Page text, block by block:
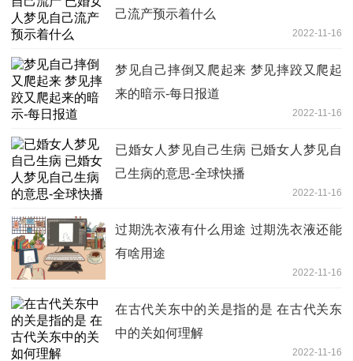
己流产预示着什么
2022-11-16
梦见自己摔倒又爬起来 梦见摔跤又爬起
来的暗示-每日报道
2022-11-16
已婚女人梦见自己生病 已婚女人梦见自
己生病的意思-全球快播
2022-11-16
过期洗衣液有什么用途 过期洗衣液还能
有啥用途
2022-11-16
在古代关东中的关是指的是 在古代关东
中的关如何理解
2022-11-16